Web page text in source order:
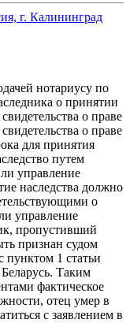
г. Калининград
нотариусу по
о принятии
о праве
о праве
для принятия
путем
управление
наследства должно
о
управление
пропустивший
признан судом
пунктом 1 статьи
Таким
фактическое
отец умер в
с заявлением в